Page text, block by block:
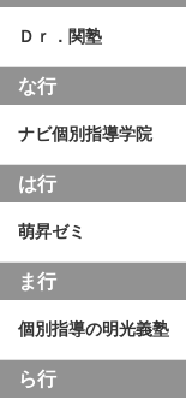
Ｄｒ．関塾
な行
ナビ個別指導学院
は行
萌昇ゼミ
ま行
個別指導の明光義塾
ら行